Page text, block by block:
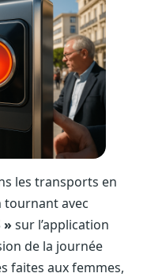
les transports en
avec
» sur l’application
de la journée
faites aux femmes,